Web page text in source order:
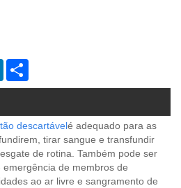
LinkedIn
descartávelé adequado para as
tirar sangue e transfundir
de rotina. Também pode ser
de membros de
ao ar livre e sangramento de